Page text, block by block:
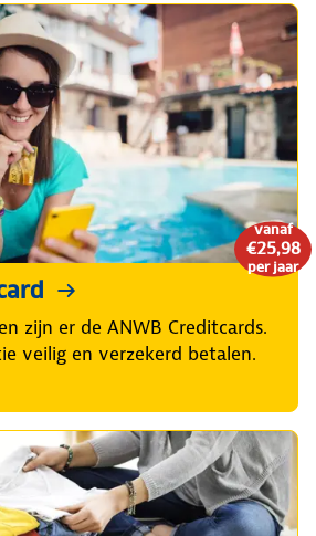
vanaf
€25,98
per jaar
zijn er de ANWB Creditcards.
veilig en verzekerd betalen.